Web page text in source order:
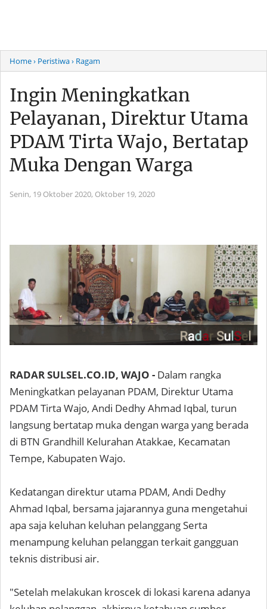
Home› Peristiwa› Ragam
Ingin Meningkatkan
Pelayanan, Direktur Utama
PDAM Tirta Wajo, Bertatap
Muka Dengan Warga
Senin, 19 Oktober 2020, Oktober 19, 2020
RADAR SULSEL.CO.ID, WAJO - Dalam rangka
Meningkatkan pelayanan PDAM, Direktur Utama
PDAM Tirta Wajo, Andi Dedhy Ahmad Iqbal, turun
langsung bertatap muka dengan warga yang berada
di BTN Grandhill Kelurahan Atakkae, Kecamatan
Tempe, Kabupaten Wajo.
Kedatangan direktur utama PDAM, Andi Dedhy
Ahmad Iqbal, bersama jajarannya guna mengetahui
apa saja keluhan keluhan pelanggang Serta
menampung keluhan pelanggan terkait gangguan
teknis distribusi air.
"Setelah melakukan kroscek di lokasi karena adanya